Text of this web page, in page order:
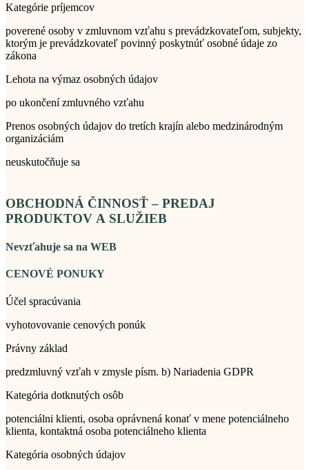
Kategórie príjemcov
poverené osoby v zmluvnom vzťahu s prevádzkovateľom, subjekty,
ktorým je prevádzkovateľ povinný poskytnúť osobné údaje zo
zákona
Lehota na výmaz osobných údajov
po ukončení zmluvného vzťahu
Prenos osobných údajov do tretích krajín alebo medzinárodným
organizáciám
neuskutočňuje sa
OBCHODNÁ ČINNOSŤ – PREDAJ
PRODUKTOV A SLUŽIEB
Nevzťahuje sa na WEB
CENOVÉ PONUKY
Účel spracúvania
vyhotovovanie cenových ponúk
Právny základ
predzmluvný vzťah v zmysle písm. b) Nariadenia GDPR
Kategória dotknutých osôb
potenciálni klienti, osoba oprávnená konať v mene potenciálneho
klienta, kontaktná osoba potenciálneho klienta
Kategória osobných údajov